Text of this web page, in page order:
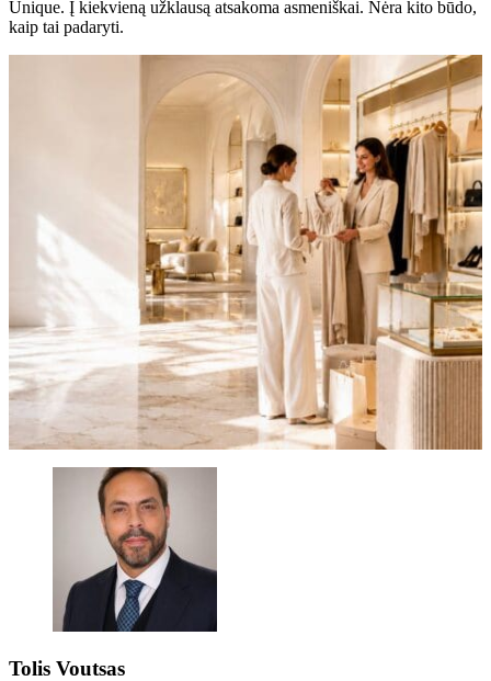
Unique. Į kiekvieną užklausą atsakoma asmeniškai. Nėra kito būdo,
kaip tai padaryti.
Tolis Voutsas